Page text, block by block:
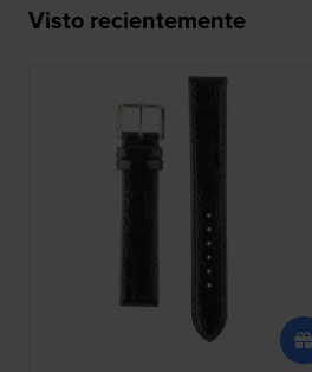
Visto recientemente